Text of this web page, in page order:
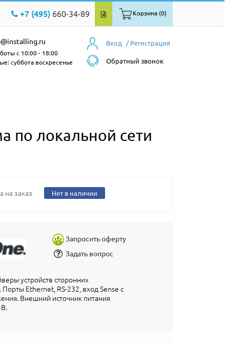
+7 (495) 660-34-89 Корзина (0)
Вход / Регистрация
Обратный звонок
с 10:00 - 18:00
суббота воскресенье
по локальной сети
на заказ Нет в наличии
Запросить оферту
Задать вопрос
устройств сторонних
Ethernet, RS-232, вход Sense с
Внешний источник питания